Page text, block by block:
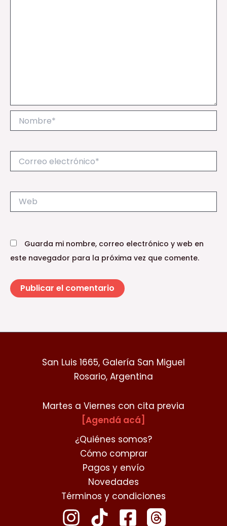
Nombre*
electrónico*
Guarda mi nombre, correo electrónico y web en
este navegador para la próxima vez que comente.
San Luis 1665, Galería San Miguel
Rosario, Argentina
Martes a Viernes con cita previa
[Agendá acá]
¿Quiénes somos?
Cómo comprar
Pagos y envío
Novedades
Términos y condiciones